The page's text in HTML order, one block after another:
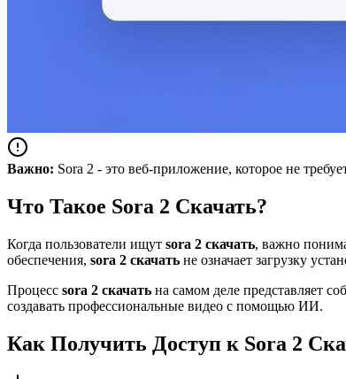
Важно: Sora 2 - это веб-приложение, которое не
Что Такое Sora 2 Скачать?
Когда пользователи ищут sora 2 скачать, важно
обеспечения, sora 2 скачать не означает загрузку
Процесс sora 2 скачать на самом деле представляет
создавать профессиональные видео с помощью ИИ.
Как Получить Доступ к Sora 2